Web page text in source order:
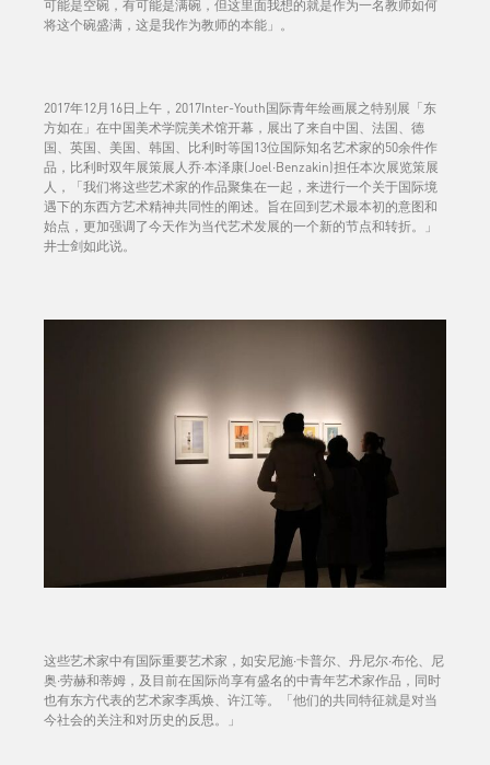
可能是空碗，有可能是满碗，但这里面我想的就是作为一名教师如何
将这个碗盛满，这是我作为教师的本能」。
2017年12月16日上午，2017Inter-Youth国际青年绘画展之特别展「东
方如在」在中国美术学院美术馆开幕，展出了来自中国、法国、德
国、英国、美国、韩国、比利时等国13位国际知名艺术家的50余件作
品，比利时双年展策展人乔·本泽康(Joel·Benzakin)担任本次展览策展
人，「我们将这些艺术家的作品聚集在一起，来进行一个关于国际境
遇下的东西方艺术精神共同性的阐述。旨在回到艺术最本初的意图和
始点，更加强调了今天作为当代艺术发展的一个新的节点和转折。」
井士剑如此说。
这些艺术家中有国际重要艺术家，如安尼施·卡普尔、丹尼尔·布伦、尼
奥·劳赫和蒂姆，及目前在国际尚享有盛名的中青年艺术家作品，同时
也有东方代表的艺术家李禹焕、许江等。「他们的共同特征就是对当
今社会的关注和对历史的反思。」